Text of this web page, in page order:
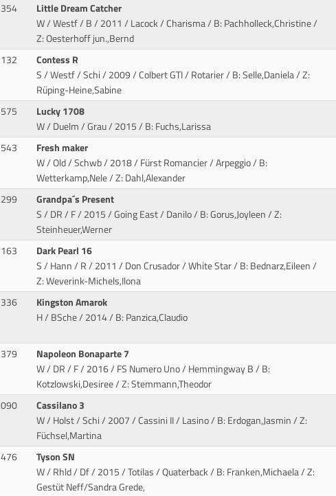
354
Little Dream Catcher
W / Westf / B / 2011 / Lacock / Charisma/ B: Pachholleck,Christine /
Z: Oesterhoff jun.,Bernd
132
Contess R
S / Westf / Schi / 2009 / Colbert GTI / Rotarier/ B: Selle,Daniela / Z:
Rüping-Heine,Sabine
575
Lucky 1708
W / Duelm / Grau / 2015/ B: Fuchs,Larissa
543
Fresh maker
W / Old / Schwb / 2018 / Fürst Romancier / Arpeggio/ B:
Wetterkamp,Nele / Z: Dahl,Alexander
299
Grandpa´s Present
S / DR / F / 2015 / Going East / Danilo/ B: Gorus,Joyleen / Z:
Steinheuer,Werner
163
Dark Pearl 16
S / Hann / R / 2011 / Don Crusador / White Star/ B: Bednarz,Eileen /
Z: Weverink-Michels,Ilona
336
Kingston Amarok
H / BSche / 2014/ B: Panzica,Claudio
379
Napoleon Bonaparte 7
W / DR / F / 2016 / FS Numero Uno / Hemmingway B/ B:
Kotzlowski,Desiree / Z: Stemmann,Theodor
090
Cassilano 3
W / Holst / Schi / 2007 / Cassini II / Lasino/ B: Erdogan,Jasmin / Z:
Füchsel,Martina
476
Tyson SN
W / Rhld / Df / 2015 / Totilas / Quaterback/ B: Franken,Michaela / Z:
Gestüt Neff/Sandra Grede,